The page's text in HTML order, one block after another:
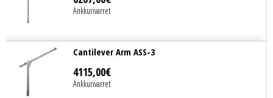
Ankkurivarret
Cantilever Arm ASS-3
4115,00€
Ankkurivarret